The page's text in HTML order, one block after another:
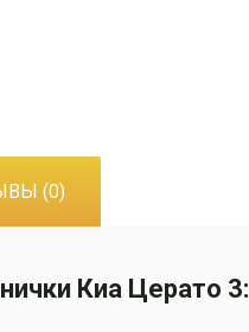
(0)
Киа Церато 3: